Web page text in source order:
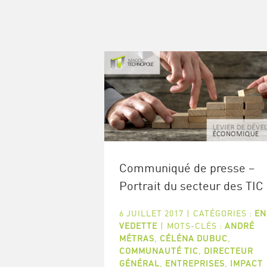
Communiqué de presse –
Portrait du secteur des TIC
6 JUILLET 2017 | CATÉGORIES : EN
VEDETTE | MOTS-CLÉS : ANDRÉ
MÉTRAS
CÉLÉNA DUBUC
COMMUNAUTÉ TIC
DIRECTEUR
GÉNÉRAL
ENTREPRISES IMPACT